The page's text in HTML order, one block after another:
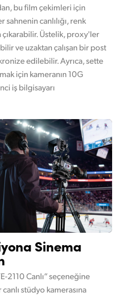
bu film çekimleri için
canlılığı, renk
Üstelik, proxy'ler
ve uzaktan çalışan bir post
edilebilir. Ayrıca, sette
için kameranın 10G
iş bilgisayarı
Sinema
2110 Canlı” seçeneğine
stüdyo kamerasına